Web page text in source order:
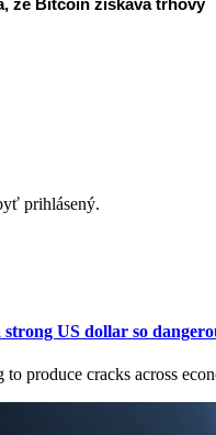
že Bitcoin získava trhový
prihlásený.
US dollar so
produce cracks across